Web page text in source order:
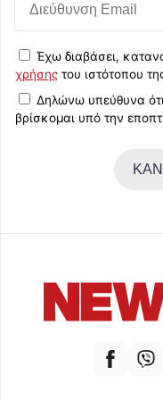
Έχω διαβάσει,
χρήσης του ιστότοπου
Δηλώνω υπεύθυνα
βρίσκομαι υπό την